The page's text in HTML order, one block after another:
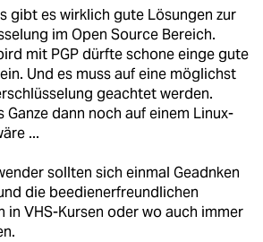
gibt es wirklich gute Lösungen zur
im Open Source Bereich.
mit PGP dürfte schone einge gute
Und es muss auf eine möglichst
geachtet werden.
Ganze dann noch auf einem Linux-
...
sollten sich einmal Geadnken
die beedienerfreundlichen
in VHS-Kursen oder wo auch immer